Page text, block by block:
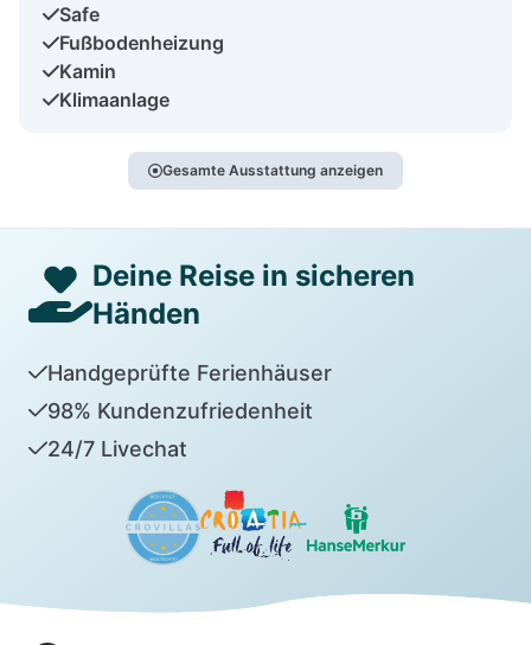
Safe
Fußbodenheizung
Kamin
Klimaanlage
Gesamte Ausstattung anzeigen
Deine Reise in sicheren
Händen
Handgeprüfte Ferienhäuser
98% Kundenzufriedenheit
24/7 Livechat